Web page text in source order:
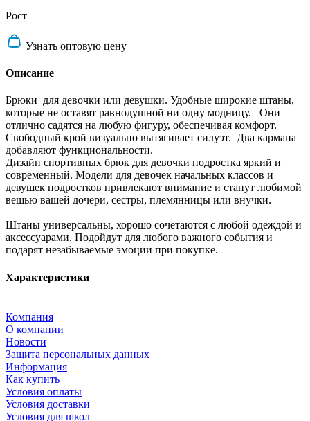
Рост
Узнать оптовую цену
Описание
Брюки для девочки или девушки. Удобные широкие штаны,
которые не оставят равнодушной ни одну модницу. Они
отлично садятся на любую фигуру, обеспечивая комфорт.
Свободный крой визуально вытягивает силуэт. Два кармана
добавляют функциональности.
Дизайн спортивных брюк для девочки подростка яркий и
современный. Модели для девочек начальных классов и
девушек подростков привлекают внимание и станут любимой
вещью вашей дочери, сестры, племянницы или внучки.
Штаны универсальны, хорошо сочетаются с любой одеждой и
аксессуарами. Подойдут для любого важного события и
подарят незабываемые эмоции при покупке.
Характеристики
Компания
О компании
Новости
Защита персональных данных
Информация
Как купить
Условия оплаты
Условия доставки
Условия для школ